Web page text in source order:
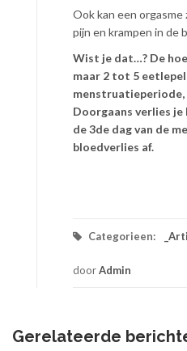
Ook kan een orgasme
pijn en krampen in de
Wist je dat…? De
maar 2 tot 5
Doorgaans verlies je
de 3de dag van de
bloedverlies af.
Categorieen:
doorAdmin
Gerelateerde